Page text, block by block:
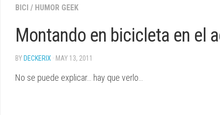
BICI / HUMOR GEEK
Montando en bicicleta en el
BY DECKERIX · MAY 13, 2011
No se puede explicar… hay que verlo…